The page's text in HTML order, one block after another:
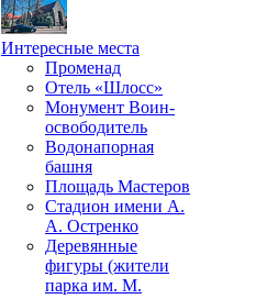
Интересные места
Променад
Отель «Шлосс»
Монумент Воин-
освободитель
Водонапорная
башня
Площадь Мастеров
Стадион имени А.
А. Остренко
Деревянные
фигуры (жители
парка им. М.